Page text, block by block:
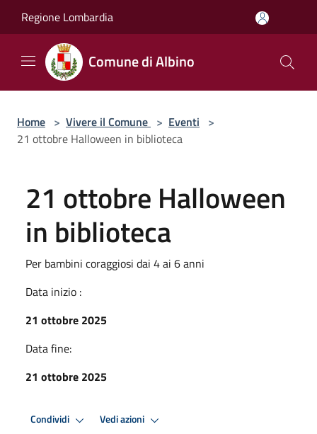
Regione Lombardia
Comune di Albino
Home > Vivere il Comune > Eventi >
21 ottobre Halloween in biblioteca
21 ottobre Halloween
in biblioteca
Per bambini coraggiosi dai 4 ai 6 anni
Data inizio :
21 ottobre 2025
Data fine:
21 ottobre 2025
Condividi Vedi azioni